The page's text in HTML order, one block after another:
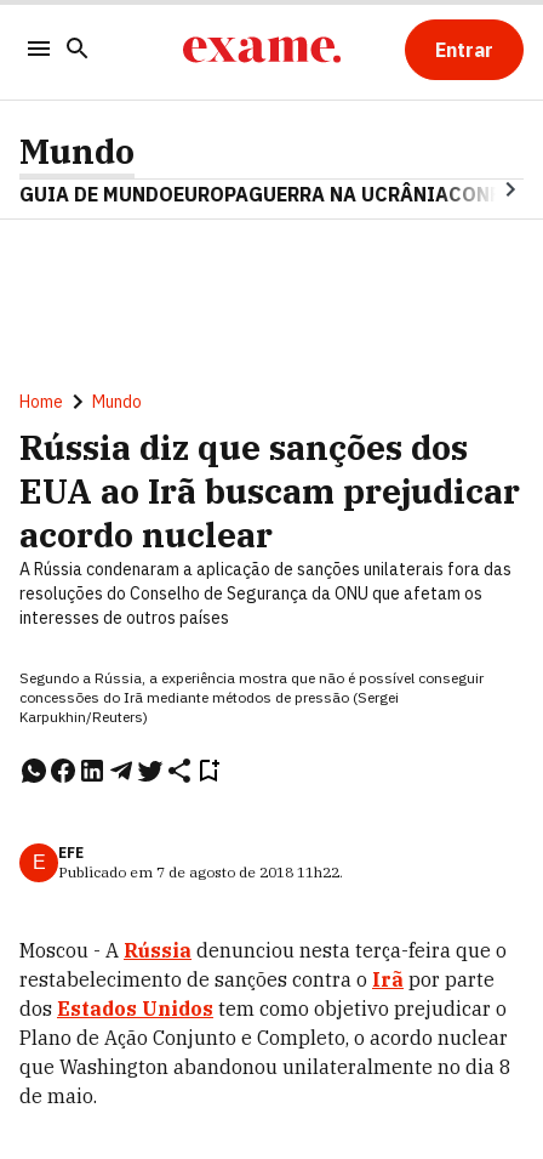
Entrar
Mundo
GUIA DE MUNDOEUROPAGUERRA NA UCRÂNIA
Home Mundo
Rússia diz que sanções dos
EUA ao Irã buscam prejudicar
acordo nuclear
A Rússia condenaram a aplicação de sanções unilaterais fora das
resoluções do Conselho de Segurança da ONU que afetam os
interesses de outros países
Segundo a Rússia, a experiência mostra que não é possível conseguir
concessões do Irã mediante métodos de pressão (Sergei
Karpukhin/Reuters)
E
EFE
Publicado em 7 de agosto de 2018 11h22.
Moscou - A Rússia denunciou nesta terça-feira que o
restabelecimento de sanções contra o Irã por parte
dos Estados Unidos tem como objetivo prejudicar o
Plano de Ação Conjunto e Completo, o acordo nuclear
que Washington abandonou unilateralmente no dia 8
de maio.